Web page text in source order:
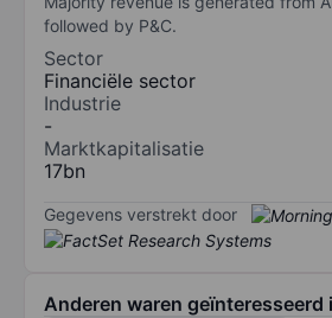
followed by P&C.
Sector
Financiële sector
Industrie
-
Marktkapitalisatie
17bn
Gegevens verstrekt door
Anderen waren geïnteresseerd